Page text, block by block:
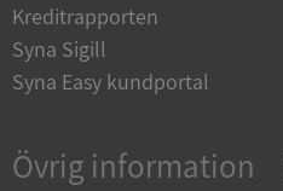
Kreditrapporten
Syna Sigill
Syna Easy kundportal
Övrig information
ARRAffinity